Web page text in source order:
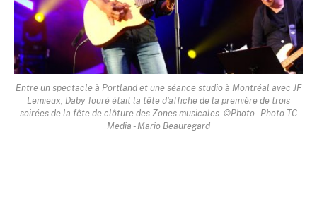
Entre un spectacle à Portland et une séance studio à Montréal avec JF
Lemieux, Daby Touré était la tête d'affiche de la première de trois
soirées de la fête de clôture des Zones musicales. ©Photo - Photo TC
Media - Mario Beauregard